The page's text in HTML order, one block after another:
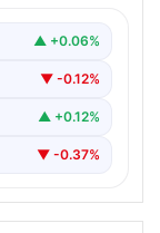
▲ +0.06%
▼ -0.12%
▲ +0.12%
▼ -0.37%